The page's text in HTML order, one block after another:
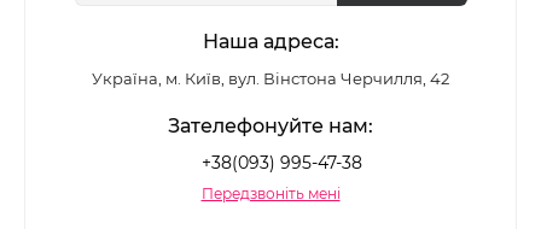
Наша адреса:
Україна, м. Київ, вул. Вінстона Черчилля, 42
Зателефонуйте нам:
+38(093) 995-47-38
Передзвоніть мені